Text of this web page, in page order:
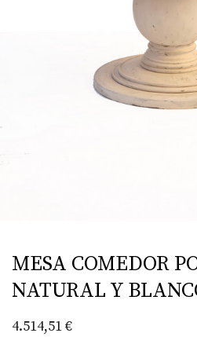
MESA COMEDOR
NATURAL Y
4.514,51€